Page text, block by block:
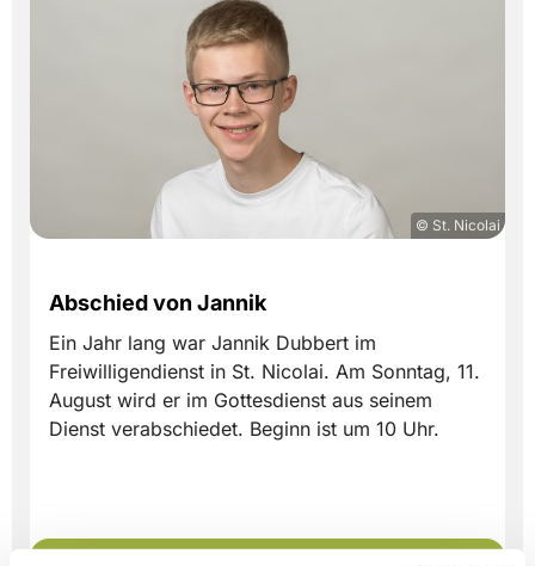
© St. Nicolai
Abschied von Jannik
Ein Jahr lang war Jannik Dubbert im
Freiwilligendienst in St. Nicolai. Am Sonntag, 11.
August wird er im Gottesdienst aus seinem
Dienst verabschiedet. Beginn ist um 10 Uhr.